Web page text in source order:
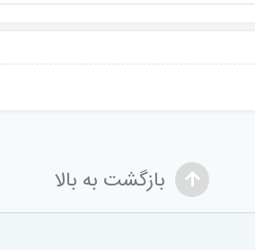
بازگشت به بالا